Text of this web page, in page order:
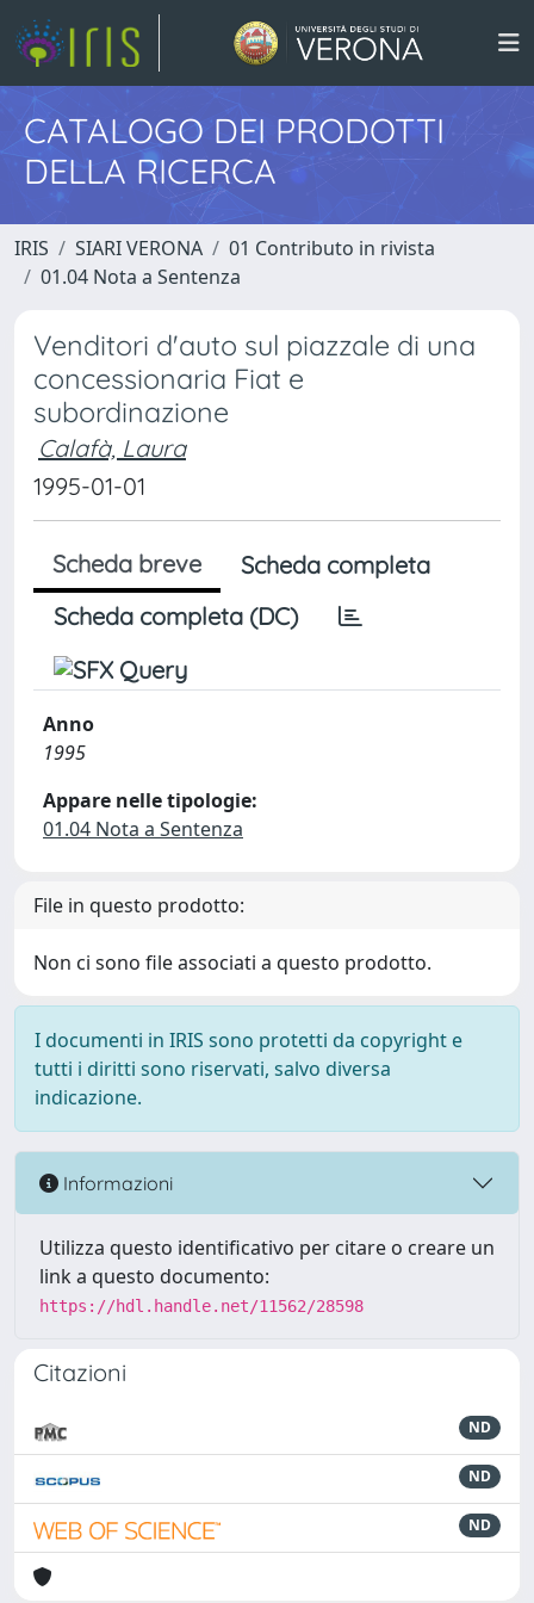
CATALOGO DEI PRODOTTI
DELLA RICERCA
IRIS SIARI VERONA
01 Contributo in rivista
01.04 Nota a Sentenza
Venditori d'auto sul piazzale di una
concessionaria Fiat e
subordinazione
Calafà, Laura
1995-01-01
Scheda breve
Scheda completa
Scheda completa (DC)
Anno
1995
Appare nelle tipologie:
01.04 Nota a Sentenza
File in questo prodotto:
Non ci sono file associati a questo prodotto.
I documenti in IRIS sono protetti da copyright e
tutti i diritti sono riservati, salvo diversa
indicazione.
Informazioni
Utilizza questo identificativo per citare o creare un
link a questo documento:
https://hdl.handle.net/11562/28598
Citazioni
ND
ND
ND